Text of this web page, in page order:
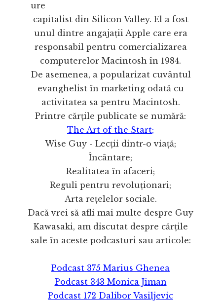
ure
capitalist din Silicon Valley. El a fost
unul dintre angajații Apple care era
responsabil pentru comercializarea
computerelor Macintosh în 1984.
De asemenea, a popularizat cuvântul
evanghelist în marketing odată cu
activitatea sa pentru Macintosh.
Printre cărțile publicate se numără:
The Art of the Start;
Wise Guy - Lecții dintr-o viață;
Încântare;
Realitatea în afaceri;
Reguli pentru revoluționari;
Arta rețelelor sociale.
Dacă vrei să afli mai multe despre Guy
Kawasaki, am discutat despre cărțile
sale în aceste podcasturi sau articole:
Podcast 375 Marius Ghenea
Podcast 343 Monica Jiman
Podcast 172 Dalibor Vasiljevic